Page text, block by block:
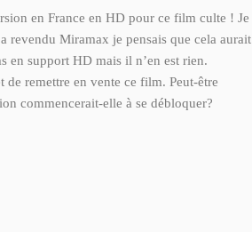
en France en HD pour ce film culte ! Je
revendu Miramax je pensais que cela aurait
en support HD mais il n’en est rien.
de remettre en vente ce film. Peut-être
commencerait-elle à se débloquer?